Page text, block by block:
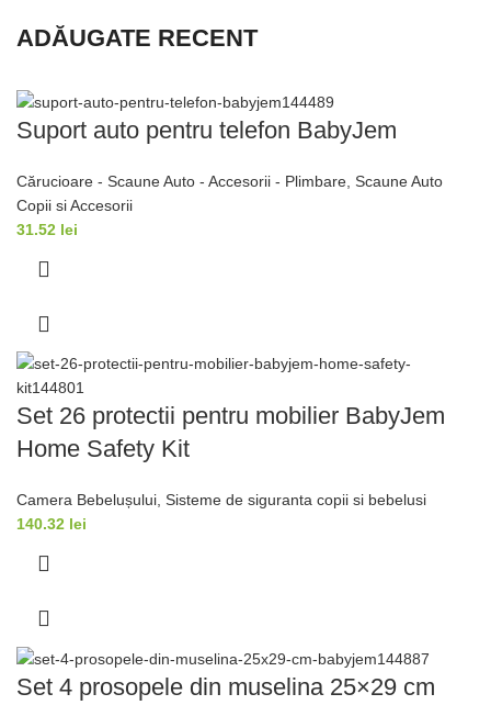
ADĂUGATE RECENT
Suport auto pentru telefon BabyJem
Cărucioare - Scaune Auto - Accesorii - Plimbare Scaune Auto
Copii si Accesorii
31.52 lei
Set 26 protectii pentru mobilier BabyJem
Home Safety Kit
Camera Bebelușului Sisteme de siguranta copii si bebelusi
140.32 lei
Set 4 prosopele din muselina 25×29 cm